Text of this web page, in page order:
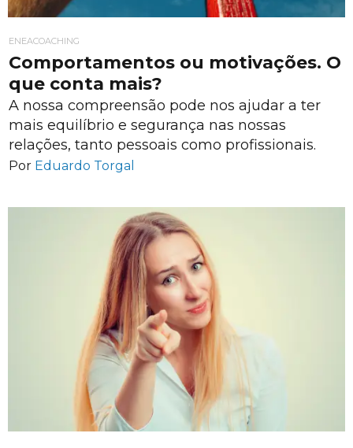
ENEACOACHING
Comportamentos ou motivações. O
que conta mais?
A nossa compreensão pode nos ajudar a ter
mais equilíbrio e segurança nas nossas
relações, tanto pessoais como profissionais.
Por Eduardo Torgal